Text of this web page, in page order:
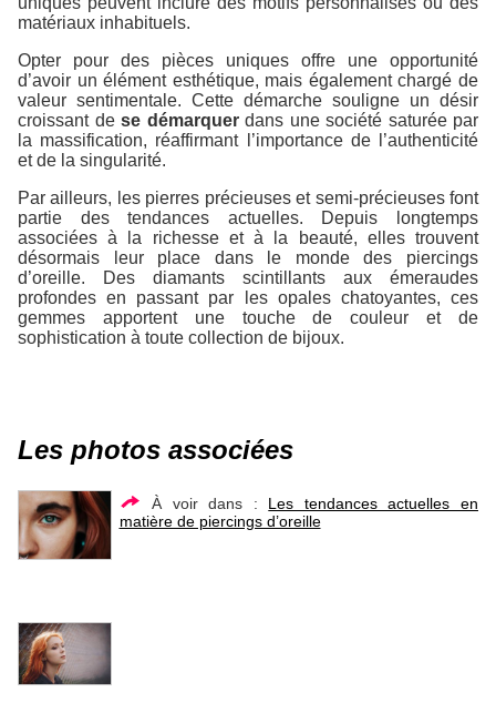
matériaux inhabituels.
Opter pour des pièces uniques offre une opportunité
d’avoir un élément esthétique, mais également chargé de
valeur sentimentale. Cette démarche souligne un désir
croissant de se démarquerdans une société saturée par
la massification, réaffirmant l’importance de l’authenticité
et de la singularité.
Par ailleurs, les pierres précieuses et semi-précieuses font
partie des tendances actuelles. Depuis longtemps
associées à la richesse et à la beauté, elles trouvent
désormais leur place dans le monde des piercings
d’oreille. Des diamants scintillants aux émeraudes
profondes en passant par les opales chatoyantes, ces
gemmes apportent une touche de couleur et de
sophistication à toute collection de bijoux.
Les photos associées
À voir dans : Les tendances actuelles en
matière de piercings d’oreille